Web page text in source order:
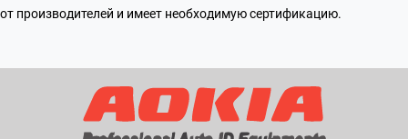
производителей и имеет необходимую сертификацию.